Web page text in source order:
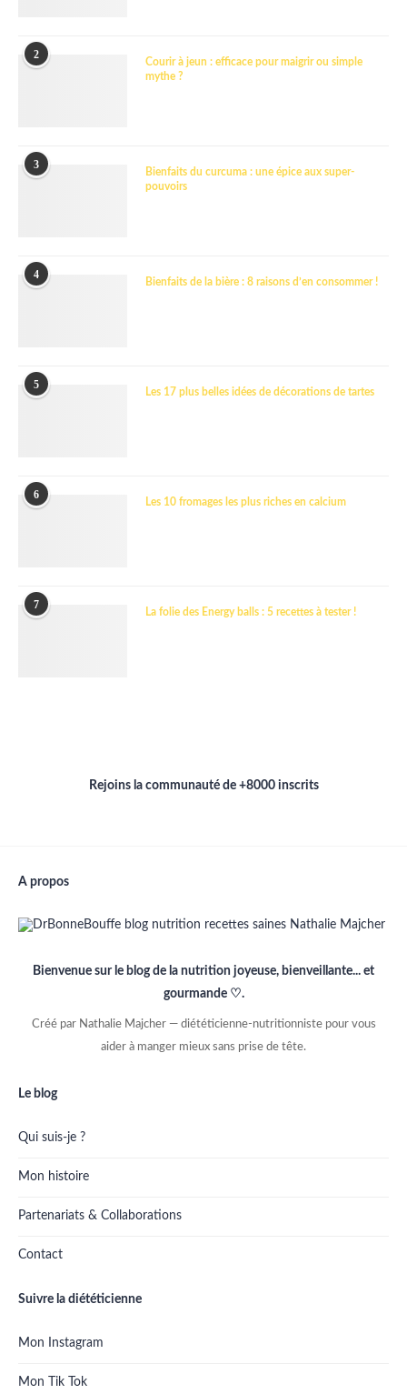
2
Courir à jeun : efficace pour maigrir ou simple
mythe ?
3
Bienfaits du curcuma : une épice aux super-
pouvoirs
4
Bienfaits de la bière : 8 raisons d’en consommer !
5
Les 17 plus belles idées de décorations de tartes
6
Les 10 fromages les plus riches en calcium
7
La folie des Energy balls : 5 recettes à tester !
Rejoins la communauté de +8000 inscrits
A propos
Bienvenue sur le blog de la nutrition joyeuse, bienveillante... et
gourmande ♡.
Créé par Nathalie Majcher — diététicienne-nutritionniste pour vous
aider à manger mieux sans prise de tête.
Le blog
Qui suis-je ?
Mon histoire
Partenariats & Collaborations
Contact
Suivre la diététicienne
Mon Instagram
Mon Tik Tok